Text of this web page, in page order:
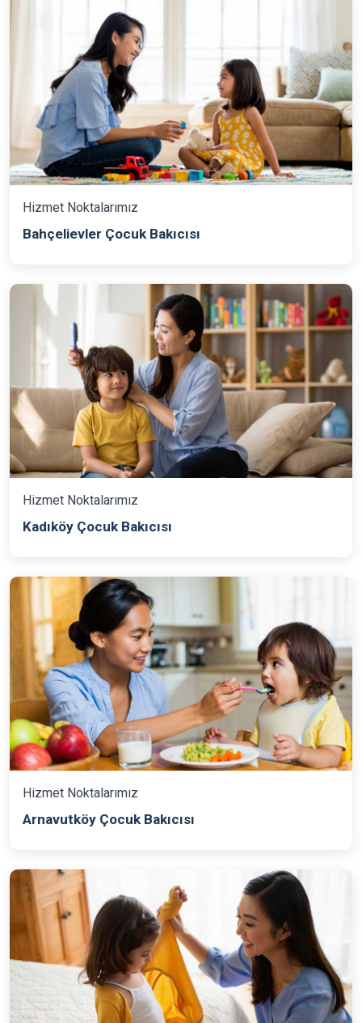
Hizmet Noktalarımız
Bahçelievler Çocuk Bakıcısı
Hizmet Noktalarımız
Kadıköy Çocuk Bakıcısı
Hizmet Noktalarımız
Arnavutköy Çocuk Bakıcısı